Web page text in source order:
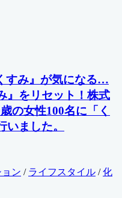
すみ』が気になる…
』をリセット！株式
の女性100名に「く
ました。
ン / ライフスタイル /化